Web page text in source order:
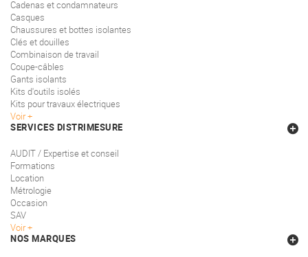
Cadenas et condamnateurs
Casques
Chaussures et bottes isolantes
Clés et douilles
Combinaison de travail
Coupe-câbles
Gants isolants
Kits d'outils isolés
Kits pour travaux électriques
Voir
SERVICES DISTRIMESURE
AUDIT / Expertise et conseil
Formations
Location
Métrologie
Occasion
SAV
Voir
NOS MARQUES